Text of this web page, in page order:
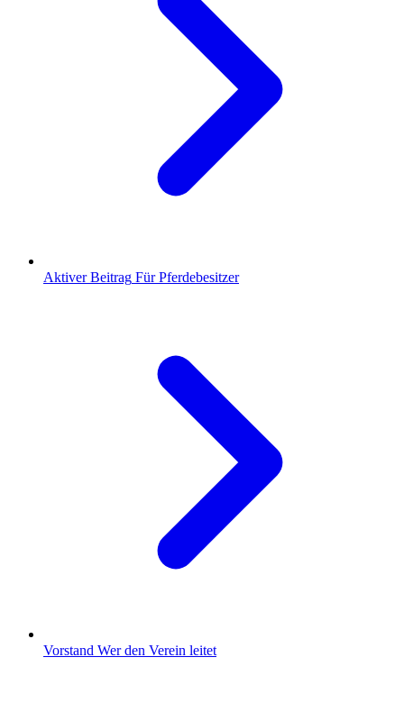
Aktiver Beitrag Für Pferdebesitzer
Vorstand Wer den Verein leitet